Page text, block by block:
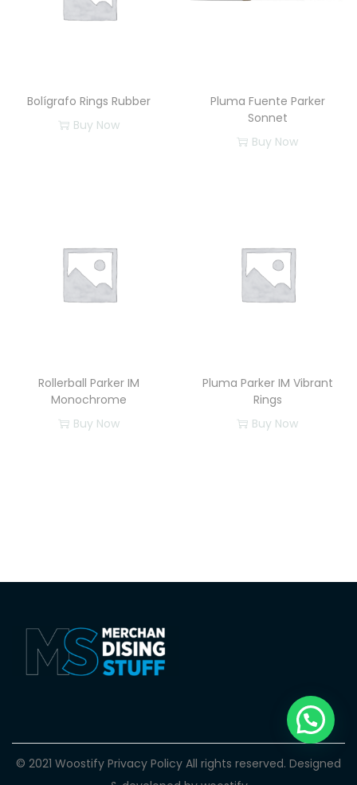
Bolígrafo Rings Rubber
Buy Now
Pluma Fuente Parker
Sonnet
Buy Now
Rollerball Parker IM
Monochrome
Buy Now
Pluma Parker IM Vibrant
Rings
Buy Now
© 2021 Woostify Privacy Policy All rights reserved. Designed